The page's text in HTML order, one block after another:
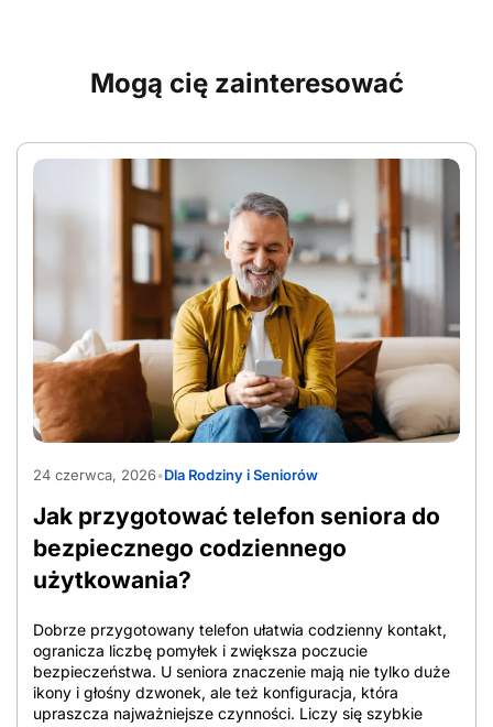
Mogą cię zainteresować
AdobeStock_1565597090
24 czerwca, 2026•Dla Rodziny i Seniorów
Jak przygotować telefon seniora do
bezpiecznego codziennego
użytkowania?
Dobrze przygotowany telefon ułatwia codzienny kontakt,
ogranicza liczbę pomyłek i zwiększa poczucie
bezpieczeństwa. U seniora znaczenie mają nie tylko duże
ikony i głośny dzwonek, ale też konfiguracja, która
upraszcza najważniejsze czynności. Liczy się szybkie